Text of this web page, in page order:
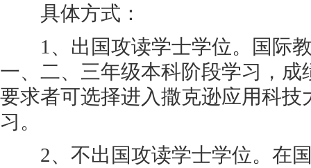
具体方式：
1、出国攻读学士学位。国际教
一、二、三年级本科阶段学习，
要求者可选择进入撒克逊应用科技
习。
2、不出国攻读学士学位。在国